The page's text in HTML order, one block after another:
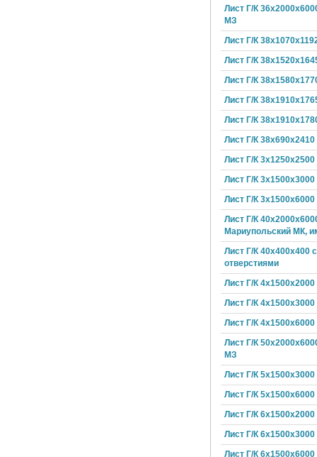
Лист Г/К
МЗ
Лист Г/К
Лист Г/К
Лист Г/К
Лист Г/К
Лист Г/К
Лист Г/К 38х690х2410
Лист Г/К
Лист Г/К
Лист Г/К
Лист Г/К
Мариупольский МК,
Лист Г/К 40х400х400
отверстиями
Лист Г/К
Лист Г/К
Лист Г/К
Лист Г/К
МЗ
Лист Г/К
Лист Г/К
Лист Г/К
Лист Г/К
Лист Г/К